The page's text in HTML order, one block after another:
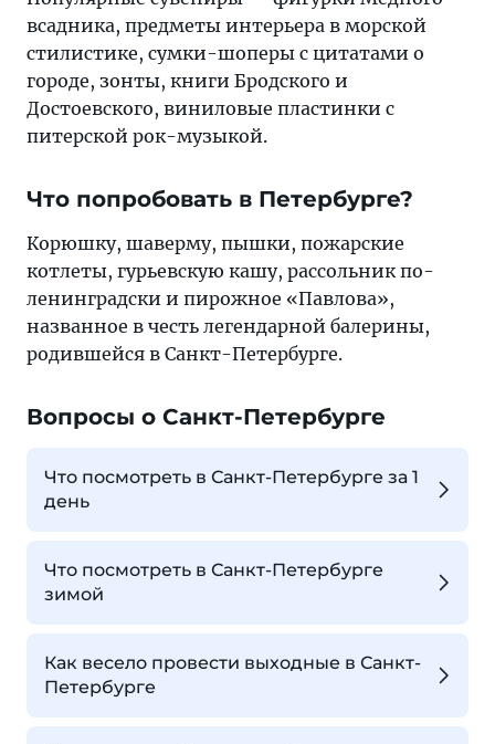
всадника, предметы интерьера в морской
стилистике, сумки-шоперы с цитатами о
городе, зонты, книги Бродского и
Достоевского, виниловые пластинки с
питерской рок-музыкой.
Что попробовать в Петербурге?
Корюшку, шаверму, пышки, пожарские
котлеты, гурьевскую кашу, рассольник по-
ленинградски и пирожное «Павлова»,
названное в честь легендарной балерины,
родившейся в Санкт-Петербурге.
Вопросы о Санкт-Петербурге
Что посмотреть в Санкт-Петербурге за 1
день
Что посмотреть в Санкт-Петербурге
зимой
Как весело провести выходные в Санкт-
Петербурге